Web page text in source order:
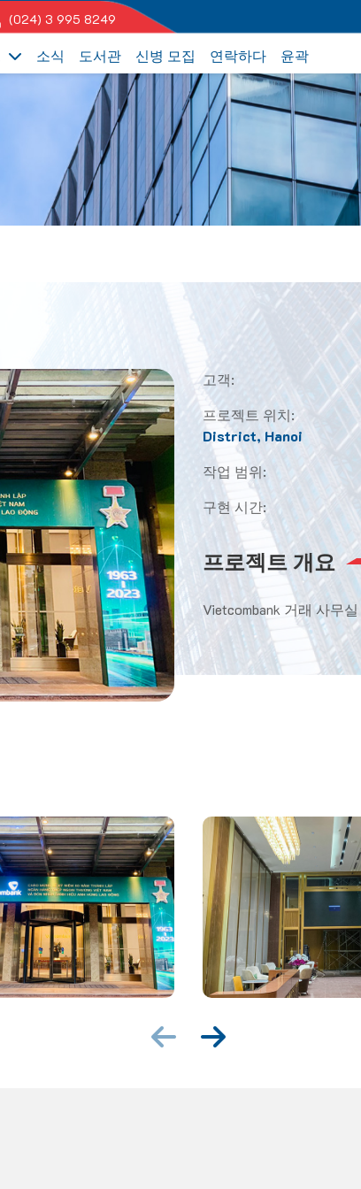
(024) 3 995 8249
소식 도서관 신병 모집 연락하다 윤곽
고객:
프로젝트 위치:
District, Hanoi
작업 범위:
구현 시간:
프로젝트 개요
Vietcombank 거래 사무실